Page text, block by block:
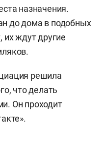
назначения.
до дома в подобных
их ждут другие
решила
что делать
Он проходит